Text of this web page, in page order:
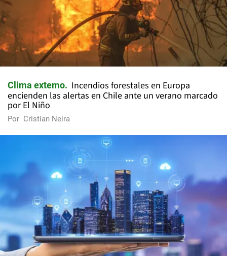
Clima extemo
Incendios forestales en Europa
encienden las alertas en Chile ante un verano marcado
por El Niño
Por Cristian Neira